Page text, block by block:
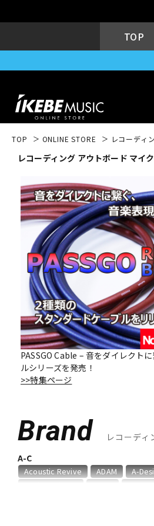
TOP
キーボード
DJ機器
中古
TOP ONLINE STORE レコーディ
レコーディング アウトボード マイ
PASSGO Cable – 音をダイレクト
ルシリーズを発売！
>>特集ページ
Brand レコーディ
A-C
Acoustic Revive ADAM A-